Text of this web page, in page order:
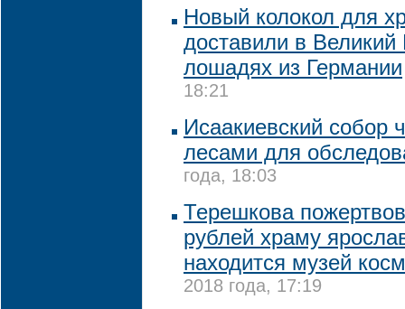
Новый колокол для
доставили в Великий
лошадях из Германии
18:21
Исаакиевский собор
лесами для
года, 18:03
Терешкова
рублей храму
находится музей
2018 года, 17:19